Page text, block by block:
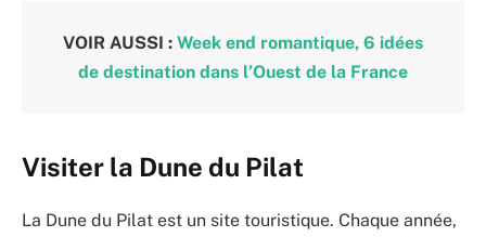
VOIR AUSSI : Week end romantique, 6 idées
de destination dans l’Ouest de la France
Visiter la Dune du Pilat
La Dune du Pilat est un site touristique. Chaque année,